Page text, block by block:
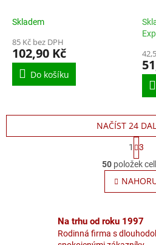
Skladem
85 Kč bez DPH
102,90 Kč
Do košíku
O
v
l
á
a
c
í
NAČÍST 24
S
t
r
á
n
k
á
n
1
3
50položek
Na trhu od roku 1997
Rodinná firma s